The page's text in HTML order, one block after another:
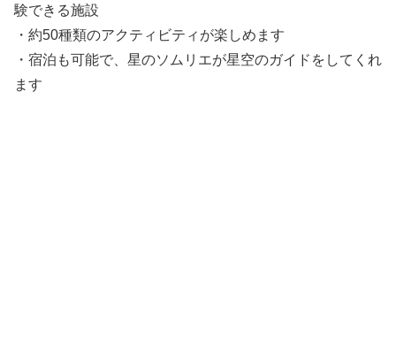
験できる施設
・約50種類のアクティビティが楽しめます
・宿泊も可能で、星のソムリエが星空のガイドをしてくれ
ます